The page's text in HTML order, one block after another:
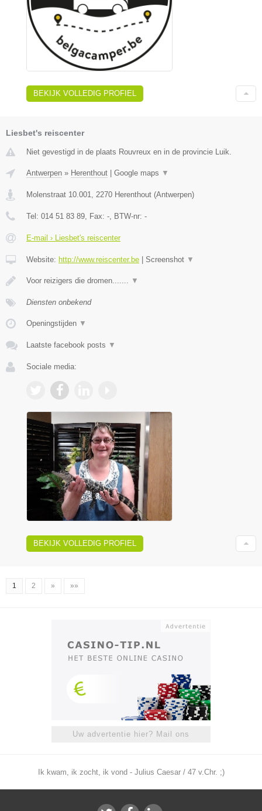
BEKIJK VOLLEDIG PROFIEL
Liesbet's reiscenter
Niet gevestigd in de plaats Rouvreux en in de provincie Luik.
Antwerpen » Herenthout Google maps ▼
Molenstraat 10.001, 2270 Herenthout (Antwerpen)
Tel: 014 51 83 89, Fax: -, BTW-nr: -
E-mail › Liesbet's reiscenter
Website: http://www.reiscenter.be Screenshot ▼
Voor reizigers die dromen....... ▼
Diensten onbekend
Openingstijden ▼
Laatste facebook posts ▼
Sociale media:
BEKIJK VOLLEDIG PROFIEL
1 2 » »»
Uw advertentie hier? Mail ons
Ik kwam, ik zocht, ik vond - Julius Caesar / 47 v.Chr. ;)